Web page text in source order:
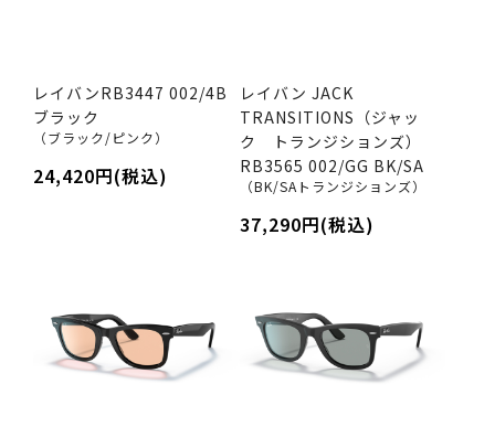
レイバンRB3447 002/4B
ブラック
（ブラック/ピンク）
24,420円(税込)
レイバン JACK
TRANSITIONS（ジャッ
ク トランジションズ）
RB3565 002/GG BK/SA
（BK/SAトランジションズ）
37,290円(税込)